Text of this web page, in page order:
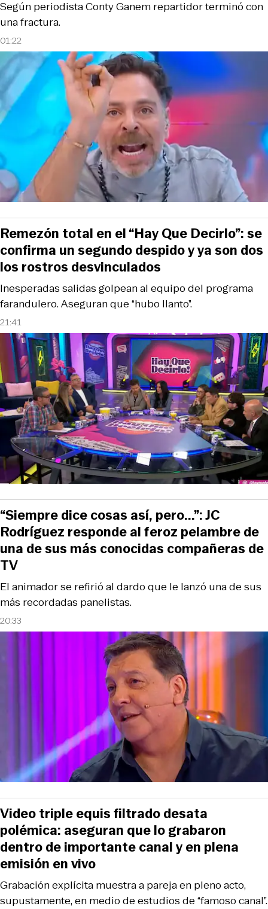
01:22
Según periodista Conty Ganem repartidor terminó con
una fractura.
21:41
Inesperadas salidas golpean al equipo del programa
farandulero. Aseguran que “hubo llanto”.
Remezón total en el “Hay Que Decirlo”: se
confirma un segundo despido y ya son dos
los rostros desvinculados
20:33
El animador se refirió al dardo que le lanzó una de sus
más recordadas panelistas.
“Siempre dice cosas así, pero...”: JC
Rodríguez responde al feroz pelambre de
una de sus más conocidas compañeras de
TV
Grabación explícita muestra a pareja en pleno acto,
supustamente, en medio de estudios de “famoso canal”.
Video triple equis filtrado desata
polémica: aseguran que lo grabaron
dentro de importante canal y en plena
emisión en vivo